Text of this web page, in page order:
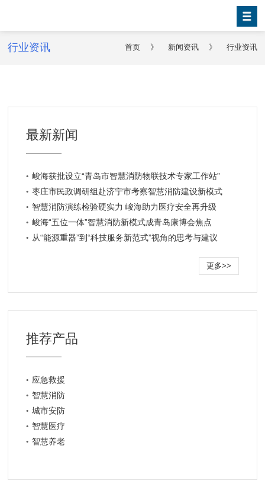
行业资讯 首页》 新闻资讯》 行业资讯
最新新闻
峻海获批设立“青岛市智慧消防物联技术专家工作站”
枣庄市民政调研组赴济宁市考察智慧消防建设新模式
智慧消防演练检验硬实力 峻海助力医疗安全再升级
峻海“五位一体”智慧消防新模式成青岛康博会焦点
从“能源重器”到“科技服务新范式”视角的思考与建议
更多>>
推荐产品
应急救援
智慧消防
城市安防
智慧医疗
智慧养老